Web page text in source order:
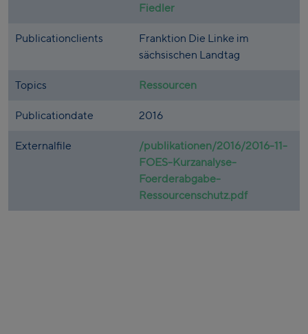
Fiedler
Publicationclients
Franktion Die Linke im
sächsischen Landtag
Topics Ressourcen
Publicationdate 2016
Externalfile
/publikationen/2016/2016-11-
FOES-Kurzanalyse-
Foerderabgabe-
Ressourcenschutz.pdf